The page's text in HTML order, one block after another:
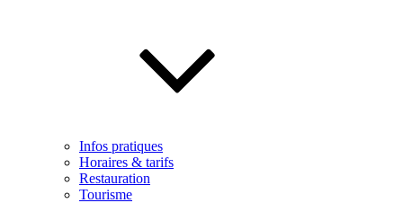
Infos pratiques
Horaires & tarifs
Restauration
Tourisme